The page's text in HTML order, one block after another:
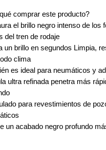
comprar este producto?
el brillo negro intenso de los
del tren de rodaje
un brillo en segundos Limpia,
clima
es ideal para neumáticos y
ultra refinada penetra más
para revestimientos de
un acabado negro profundo